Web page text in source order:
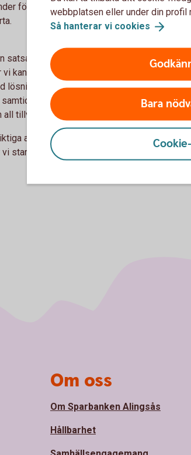
förra året blev UL-märkningen klar, vilket
satsa på produktutvecklingen. Jag har en ny
kan få ut mycket mer energi än idag. Jag
lösningen på det vi jobbat med i två år. Det
som vi kommer kunna köpa alla
all tillverkning sker.
arbete. Vi gillar hur ni bygger ert företag
starka och får vårt område att växa och må
webbplatsen eller under din profil
Så hanterar vi cookies
Bara
Om oss
Om Sparbanken Alingsås
Hållbarhet